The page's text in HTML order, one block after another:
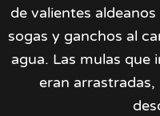
de valientes
sogas y ganchos al
agua. Las mulas que
eran